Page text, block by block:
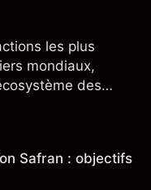
les plus
mondiaux,
des
Safran : objectifs